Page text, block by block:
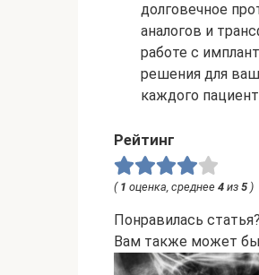
долговечное
аналогов и
работе с
решения для
каждого
Рейтинг
( 1 оценка, среднее 4 из 5 )
Понравилась
Вам также может